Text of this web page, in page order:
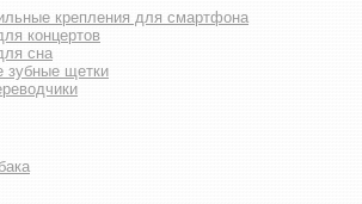
крепления для смартфона
концертов
сна
зубные щетки